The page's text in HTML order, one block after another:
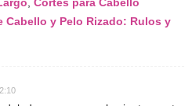
Cabello y Pelo Rizado: Rulos y